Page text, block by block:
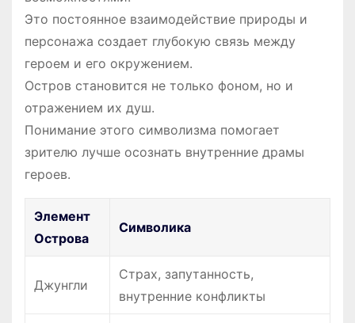
Это постоянное взаимодействие природы и
персонажа создает глубокую связь между
героем и его окружением.
Остров становится не только фоном, но и
отражением их душ.
Понимание этого символизма помогает
зрителю лучше осознать внутренние драмы
героев.
Элемент
Острова
Символика
Джунгли
Страх, запутанность,
внутренние конфликты